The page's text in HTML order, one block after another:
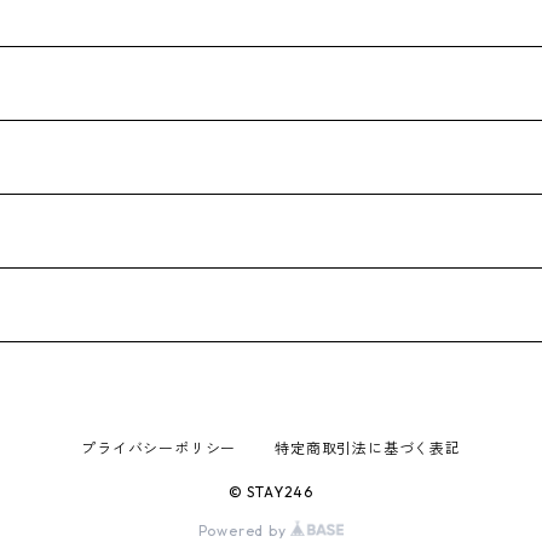
プライバシーポリシー 特定商取引法に基づく表記
© STAY246
Powered by